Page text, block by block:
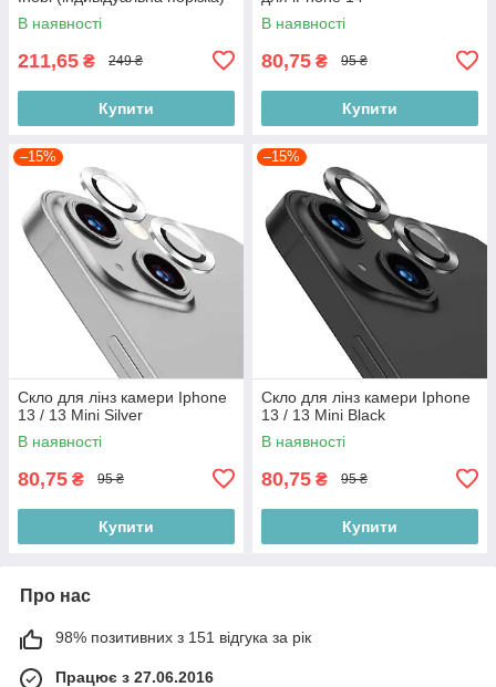
В наявності
211,65 ₴ 249 ₴
Купити
В наявності
80,75 ₴ 95 ₴
Купити
–15%
Скло для лінз камери Iphone
13 / 13 Mini Silver
В наявності
80,75 ₴ 95 ₴
Купити
–15%
Скло для лінз камери Iphone
13 / 13 Mini Black
В наявності
80,75 ₴ 95 ₴
Купити
Про нас
98% позитивних з 151 відгука за рік
Працює з 27.06.2016